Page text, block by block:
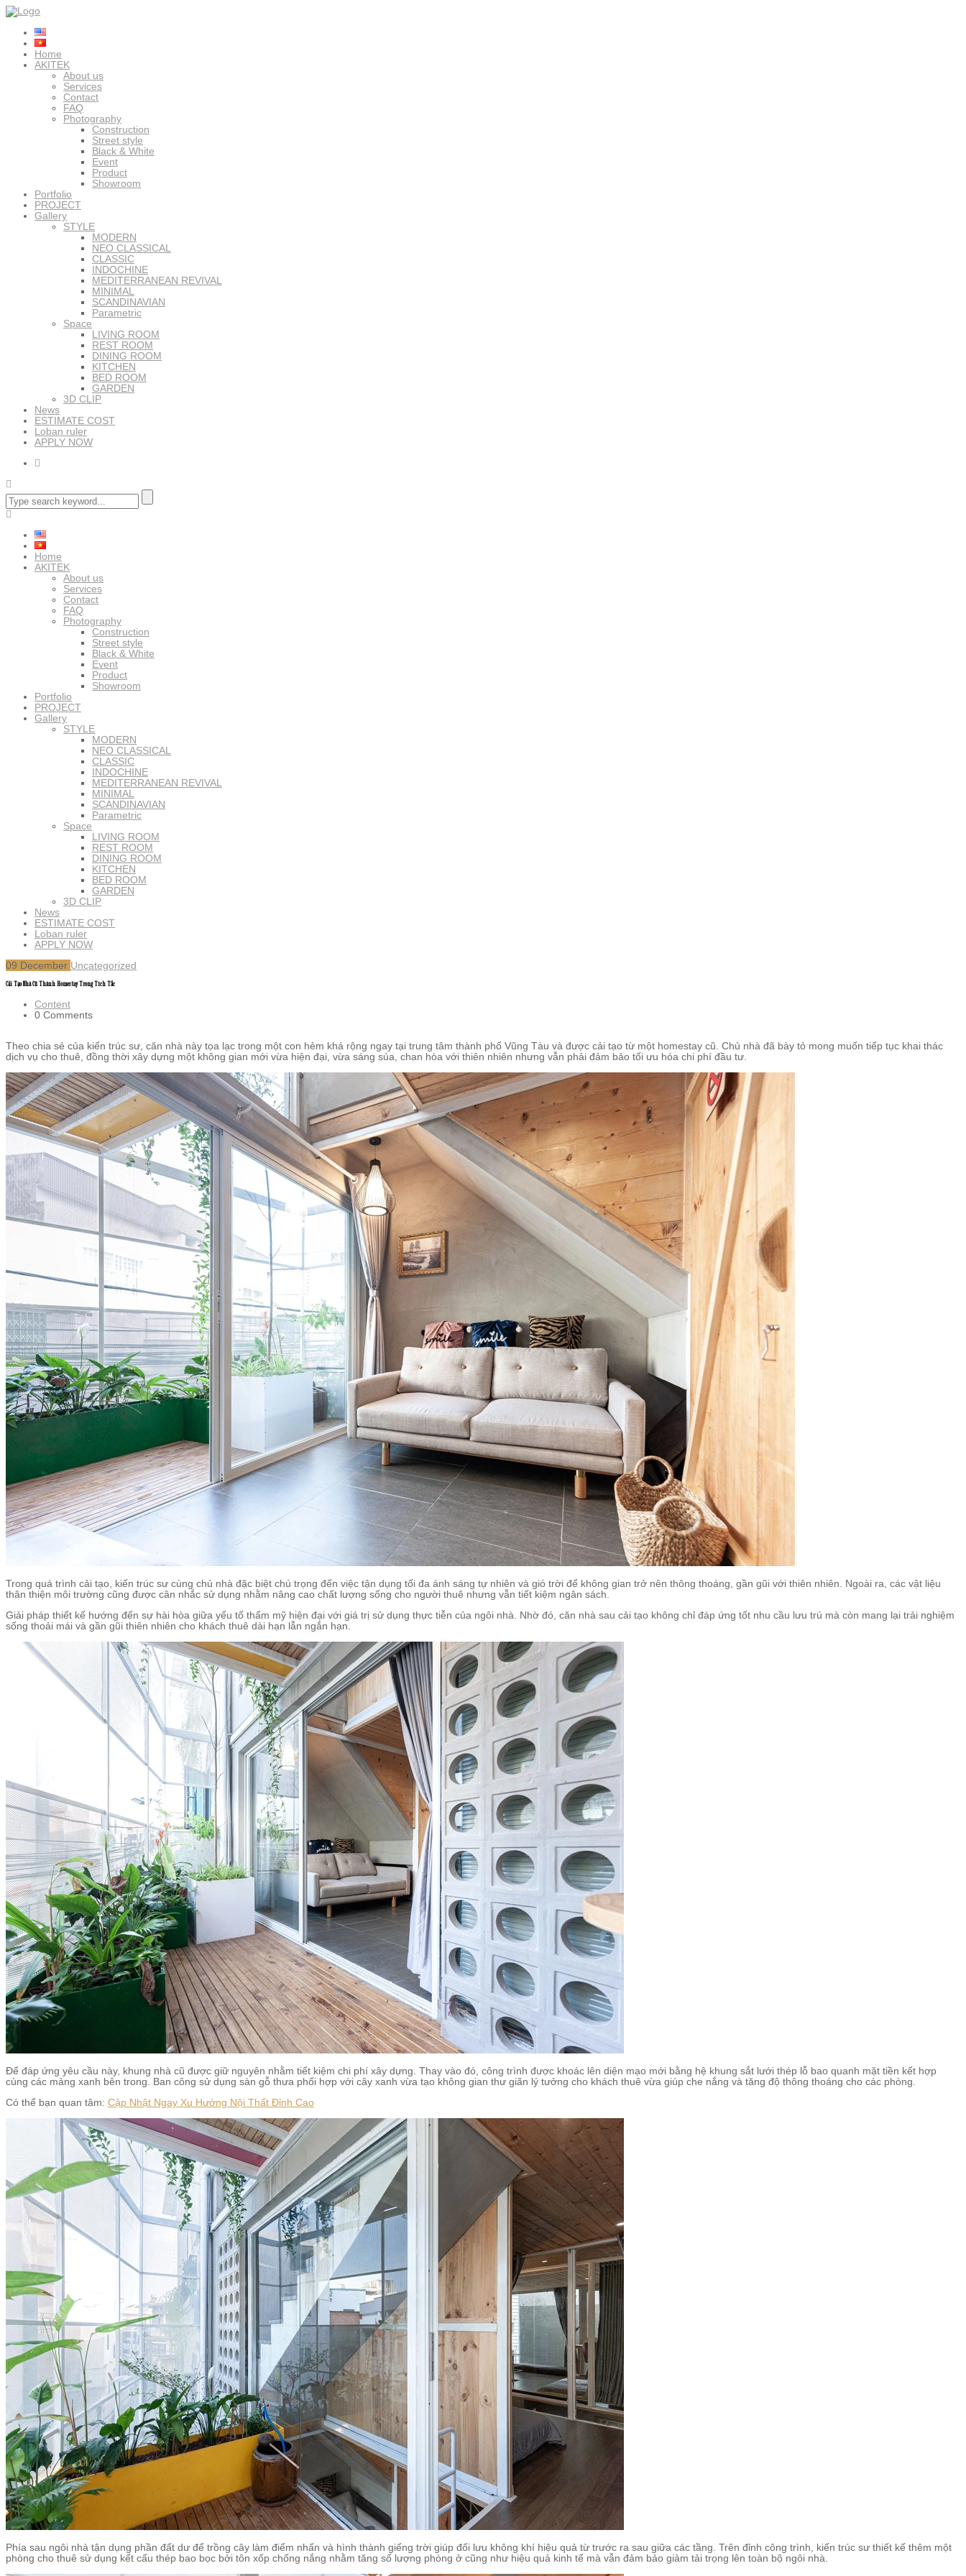
Home
AKITEK
About us
Services
Contact
FAQ
Photography
Construction
Street style
Black & White
Event
Product
Showroom
Portfolio
PROJECT
Gallery
STYLE
MODERN
NEO CLASSICAL
CLASSIC
INDOCHINE
MEDITERRANEAN REVIVAL
MINIMAL
SCANDINAVIAN
Parametric
Space
LIVING ROOM
REST ROOM
DINING ROOM
KITCHEN
BED ROOM
GARDEN
3D CLIP
News
ESTIMATE COST
Loban ruler
APPLY NOW
Home
AKITEK
About us
Services
Contact
FAQ
Photography
Construction
Street style
Black & White
Event
Product
Showroom
Portfolio
PROJECT
Gallery
STYLE
MODERN
NEO CLASSICAL
CLASSIC
INDOCHINE
MEDITERRANEAN REVIVAL
MINIMAL
SCANDINAVIAN
Parametric
Space
LIVING ROOM
REST ROOM
DINING ROOM
KITCHEN
BED ROOM
GARDEN
3D CLIP
News
ESTIMATE COST
Loban ruler
APPLY NOW
09 December Uncategorized
Cải Tạo Nhà Cũ Thành Homestay Trong Tích Tắc
Content
0 Comments
Theo chia sẻ của kiến trúc sư, căn nhà này tọa lạc trong một con hẻm khá rộng ngay tại trung tâm thành phố Vũng Tàu và được cải tạo từ một homestay cũ. Chủ nhà đã bày tỏ mong muốn tiếp tục khai thác
dịch vụ cho thuê, đồng thời xây dựng một không gian mới vừa hiện đại, vừa sáng sủa, chan hòa với thiên nhiên nhưng vẫn phải đảm bảo tối ưu hóa chi phí đầu tư.
Trong quá trình cải tạo, kiến trúc sư cùng chủ nhà đặc biệt chú trọng đến việc tận dụng tối đa ánh sáng tự nhiên và gió trời để không gian trở nên thông thoáng, gần gũi với thiên nhiên. Ngoài ra, các vật liệu
thân thiện môi trường cũng được cân nhắc sử dụng nhằm nâng cao chất lượng sống cho người thuê nhưng vẫn tiết kiệm ngân sách.
Giải pháp thiết kế hướng đến sự hài hòa giữa yếu tố thẩm mỹ hiện đại với giá trị sử dụng thực tiễn của ngôi nhà. Nhờ đó, căn nhà sau cải tạo không chỉ đáp ứng tốt nhu cầu lưu trú mà còn mang lại trải nghiệm
sống thoải mái và gần gũi thiên nhiên cho khách thuê dài hạn lẫn ngắn hạn.
Để đáp ứng yêu cầu này, khung nhà cũ được giữ nguyên nhằm tiết kiệm chi phí xây dựng. Thay vào đó, công trình được khoác lên diện mạo mới bằng hệ khung sắt lưới thép lỗ bao quanh mặt tiền kết hợp
cùng các mảng xanh bên trong. Ban công sử dụng sàn gỗ thưa phối hợp với cây xanh vừa tạo không gian thư giãn lý tưởng cho khách thuê vừa giúp che nắng và tăng độ thông thoáng cho các phòng.
Có thể bạn quan tâm: Cập Nhật Ngay Xu Hướng Nội Thất Đỉnh Cao
Phía sau ngôi nhà tận dụng phần đất dư để trồng cây làm điểm nhấn và hình thành giếng trời giúp đối lưu không khí hiệu quả từ trước ra sau giữa các tầng. Trên đỉnh công trình, kiến trúc sư thiết kế thêm một
phòng cho thuê sử dụng kết cấu thép bao bọc bởi tôn xốp chống nắng nhằm tăng số lượng phòng ở cũng như hiệu quả kinh tế mà vẫn đảm bảo giảm tải trọng lên toàn bộ ngôi nhà.